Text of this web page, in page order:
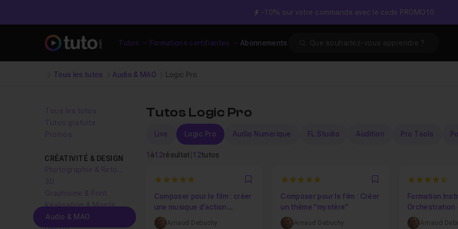
-10% sur votre commande avec le code PROMO10
Tutos Formations certifiantes Abonnements
Tous les tutos Audio & MAO Logic Pro
Tous les tutos
Tutos gratuits
Promos
CRÉATIVITÉ & DESIGN
3D
Graphisme & Print
Réalisation & Montage vidéo
Audio & MAO
Tutos Logic Pro
Live Logic Pro Audio Numerique FL Studio Audition Pro Tools
1 à12résultat 12tutos
5 Favori
Composer pour le film : créer
une musique d'action
intense
Arnaud Debuchy
5 Favori
Composer pour le film : Créer
un thème "mystère"
Arnaud Debuchy
Formation
Orchestration
Arnaud